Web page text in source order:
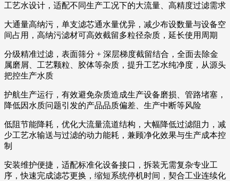
工艺水设计，适配不同生产工况下的大流量、高精度过滤需求
大通量高纳污，单支滤芯通水量优异，减少布设数量与设备空
间占用，高纳污滤材可高效截留多粒径杂质，延长使用周期
分级精准过滤，表面筛分 + 深层梯度截留结合，全面去除金
属磨屑、工艺颗粒、胶体等杂质，提升工艺水纯净度，从源头
把控生产水质
护航生产运行，有效避免杂质造成生产设备磨损、管路堵塞，
降低因水质问题引发的产品品质偏差、生产中断等风险
低阻节能降耗，优化大流量流道结构，大幅降低过滤阻力，减
少工艺水输送与过滤的动力能耗，兼顾净化效果与生产成本控
制
安装维护便捷，适配标准化设备接口，拆装无需复杂专业工
序，快速完成滤芯更换，缩短系统停机时间，契合工业连续化